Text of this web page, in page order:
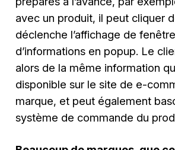
avec un produit, il peut cliquer
déclenche l’affichage de
d’informations en popup. Le
alors de la même information
disponible sur le site de e-
marque, et peut également
système de commande du